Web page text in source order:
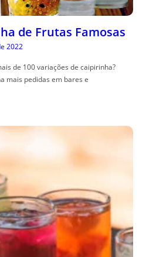
de Frutas Famosas
2022
de 100 variações de caipirinha?
mais pedidas em bares e